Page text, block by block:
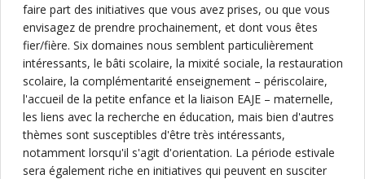
faire part des initiatives que vous avez prises, ou que vous
envisagez de prendre prochainement, et dont vous êtes
fier/fière. Six domaines nous semblent particulièrement
intéressants, le bâti scolaire, la mixité sociale, la restauration
scolaire, la complémentarité enseignement – périscolaire,
l'accueil de la petite enfance et la liaison EAJE – maternelle,
les liens avec la recherche en éducation, mais bien d'autres
thèmes sont susceptibles d'être très intéressants,
notamment lorsqu'il s'agit d'orientation. La période estivale
sera également riche en initiatives qui peuvent en susciter